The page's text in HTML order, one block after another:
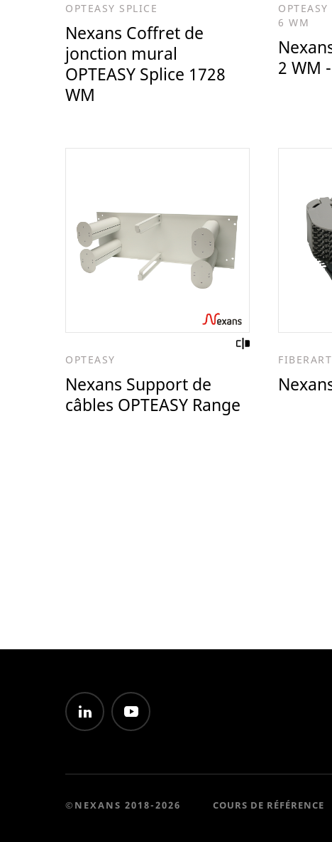
OPTEASY SPLICE
Nexans Coffret de
jonction mural
OPTEASY Splice 1728
WM
6 WM
2 WM
OPTEASY
Nexans Support de
câbles OPTEASY Range
FIBERART
©NEXANS 2018-2026 COURS DE RÉFÉRENCE